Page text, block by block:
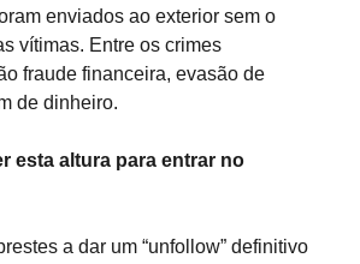
enviados ao exterior sem o
vítimas. Entre os crimes
fraude financeira, evasão de
de dinheiro.
esta altura para entrar no
a dar um “unfollow” definitivo